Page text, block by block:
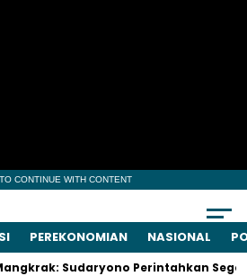
CONTINUE WITH CONTENT
PEREKONOMIAN NASIONAL
Sudaryono Perintahkan